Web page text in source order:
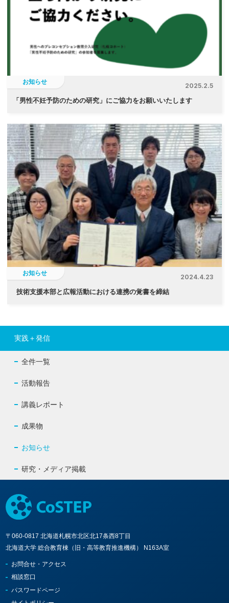
お知らせ
2025.2.5
「 男性不妊予防のための研究」にご協力をお願いいたします
お知らせ
2024.4.23
技術支援本部と広報活動における連携の覚書を締結
実践＋発信
全件一覧
活動報告
講義レポート
成果物
お知らせ
研究・メディア掲載
〒060-0817 北海道札幌市北区北17条西8丁目
北海道大学 総合教育棟（旧・高等教育推進機構） N163A室
お問合せ・アクセス
相談窓口
パスワードページ